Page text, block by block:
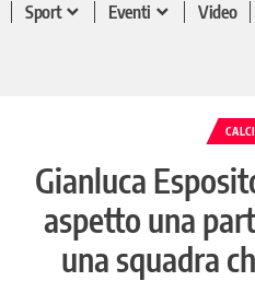
Sport
Eventi Video
Gianluca
aspetto una
una squadra